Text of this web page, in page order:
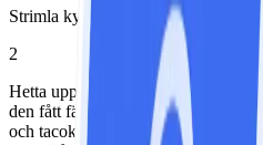
Strimla kyckling.
2
Hetta upp olja i en djup panna.
den fått färg. Salta och peppra.
och tacokryddor. Tillsätt fond och